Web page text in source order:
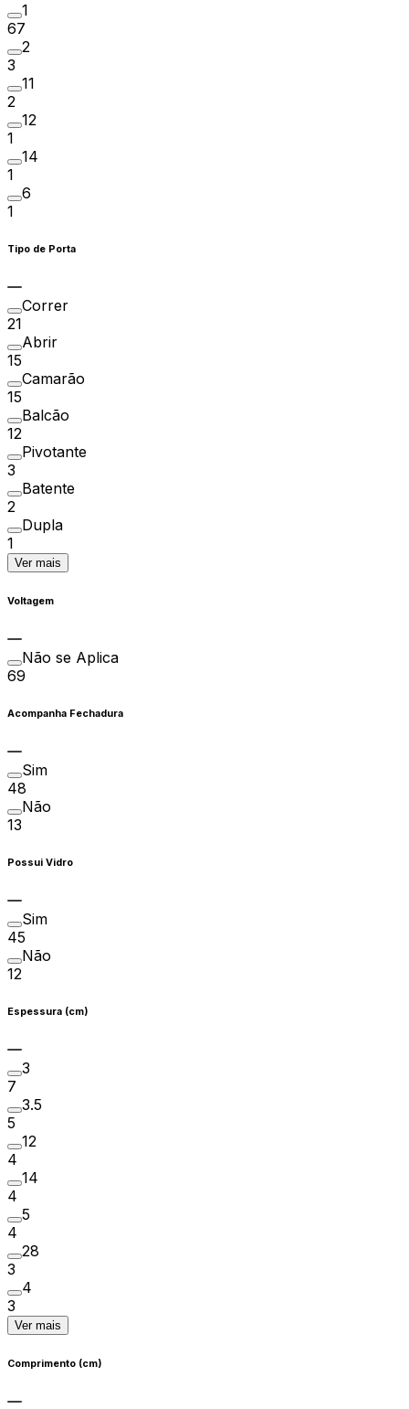
1
67
2
3
11
2
12
1
14
1
6
1
Tipo de Porta
Correr
21
Abrir
15
Camarão
15
Balcão
12
Pivotante
3
Batente
2
Dupla
1
Ver mais
Voltagem
Não se Aplica
69
Acompanha Fechadura
Sim
48
Não
13
Possui Vidro
Sim
45
Não
12
Espessura (cm)
3
7
3.5
5
12
4
14
4
5
4
28
3
4
3
Ver mais
Comprimento (cm)